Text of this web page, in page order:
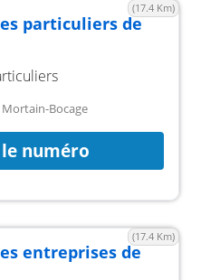
(17.4 Km)
particuliers de
Mortain-Bocage
numéro
(17.4 Km)
entreprises de